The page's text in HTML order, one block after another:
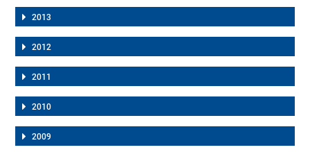
2013
2012
2011
2010
2009